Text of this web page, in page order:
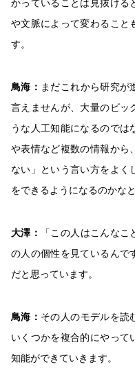
かっていることは見抜ける
や文脈によって変わること
す。
鳥海： まだこれから研究が
言えませんが、大量のビッ
うな人工知能になるのでは
や表情など複数の情報から
ない」という言い方をよく
をできるようになるのかなと
大澤：
「この人はこんな
の人の個性を見ているんで
だと思っています。
鳥海： その人のモデルを読
いくつかを複合的にやって
知能ができていきます。